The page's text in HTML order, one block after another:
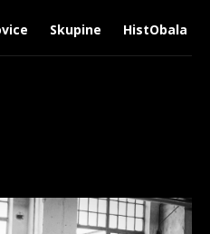
Skupine HistObala